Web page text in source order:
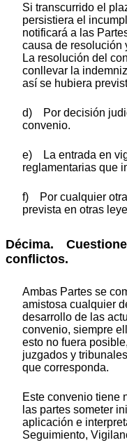
Si transcurrido el
persistiera el
notificará a las
causa de resolución
La resolución del
conllevar la
así se hubiera
d) Por decisión
convenio.
e) La entrada en
reglamentarias que
f) Por cualquier
prevista en otras
Décima.
conflictos.
Ambas Partes se
amistosa cualquier
desarrollo de las
convenio, siempre
esto no fuera
juzgados y
que corresponda.
Este convenio tiene
las partes someter
aplicación e
Seguimiento,